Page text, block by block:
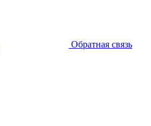
Обратная связь